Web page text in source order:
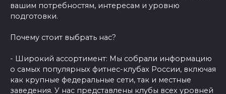
вашим потребностям, интересам и уровню
подготовки.
Почему стоит выбрать нас?
- Широкий ассортимент: Мы собрали информацию
о самых популярных фитнес-клубах России, включая
как крупные федеральные сети, так и местные
заведения. У нас представлены клубы всех уровней